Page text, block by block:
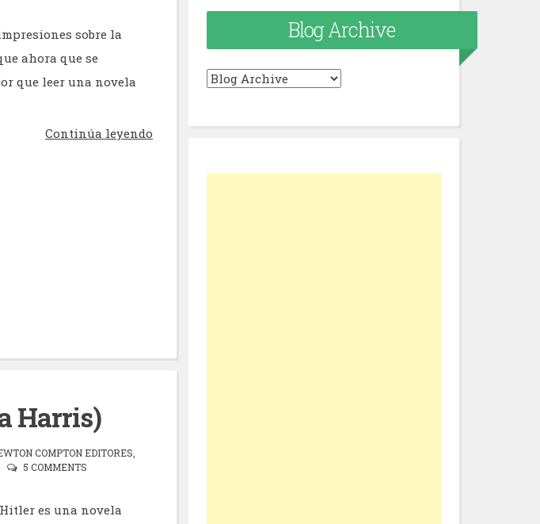
sobre la
ahora que se
que leer una novela
Continúa leyendo
Harris)
COMPTON EDITORES
5 COMMENTS
es una novela
Blog Archive